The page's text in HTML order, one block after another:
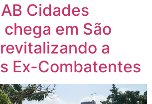
Cidades
em São
a
Ex-Combatentes